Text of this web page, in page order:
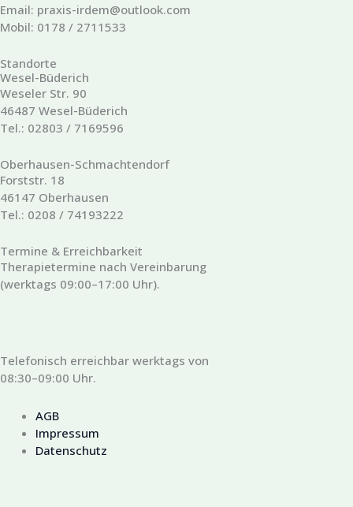
Email: praxis-irdem@outlook.com
Mobil: 0178 / 2711533
Standorte
Wesel-Büderich
Weseler Str. 90
46487 Wesel-Büderich
Tel.: 02803 / 7169596
Oberhausen-Schmachtendorf
Forststr. 18
46147 Oberhausen
Tel.: 0208 / 74193222
Termine & Erreichbarkeit
Therapietermine nach Vereinbarung
(werktags 09:00–17:00 Uhr).
Telefonisch erreichbar werktags von
08:30–09:00 Uhr.
AGB
Impressum
Datenschutz